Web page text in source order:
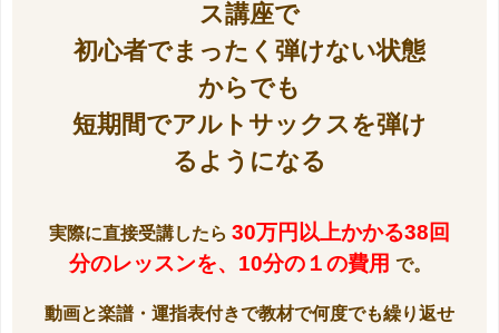
ス講座で
初心者でまったく弾けない状態
からでも
短期間でアルトサックスを弾け
るようになる
実際に直接受講したら 30万円以上かかる38回
分のレッスンを、 10分の１の費用 で。
動画と楽譜・運指表付きで教材で何度でも繰り返せ